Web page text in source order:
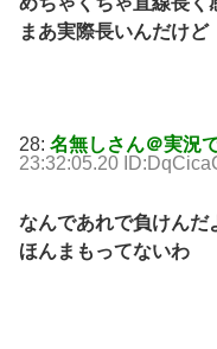
まあ実際長いんだけど
28: 名無しさん＠実況
23:32:05.20
なんであれで負けんだ
ほんまもってないわ